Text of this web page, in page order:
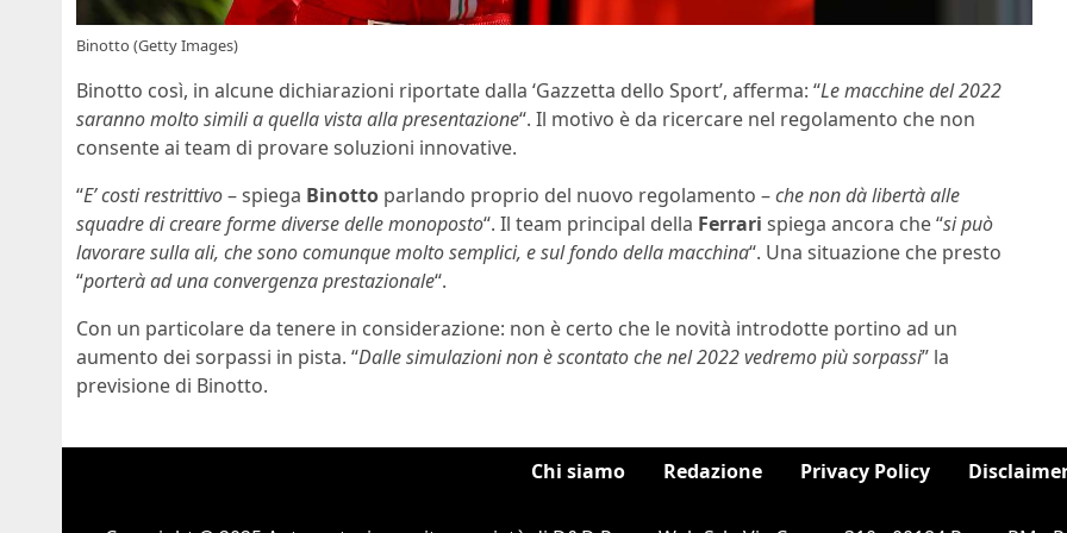
Binotto (Getty Images)
Binotto così, in alcune dichiarazioni riportate dalla ‘Gazzetta dello Sport’, afferma: “Le macchine del 2022
saranno molto simili a quella vista alla presentazione“. Il motivo è da ricercare nel regolamento che non
consente ai team di provare soluzioni innovative.
“E’ costi restrittivo– spiega Binotto parlando proprio del nuovo regolamento –che non dà libertà alle
squadre di creare forme diverse delle monoposto“. Il team principal della Ferrari spiega ancora che “si può
lavorare sulla ali, che sono comunque molto semplici, e sul fondo della macchina“. Una situazione che presto
“porterà ad una convergenza prestazionale“.
Con un particolare da tenere in considerazione: non è certo che le novità introdotte portino ad un
aumento dei sorpassi in pista. “Dalle simulazioni non è scontato che nel 2022 vedremo più sorpassi” la
previsione di Binotto.
Chi siamo Redazione Privacy Policy